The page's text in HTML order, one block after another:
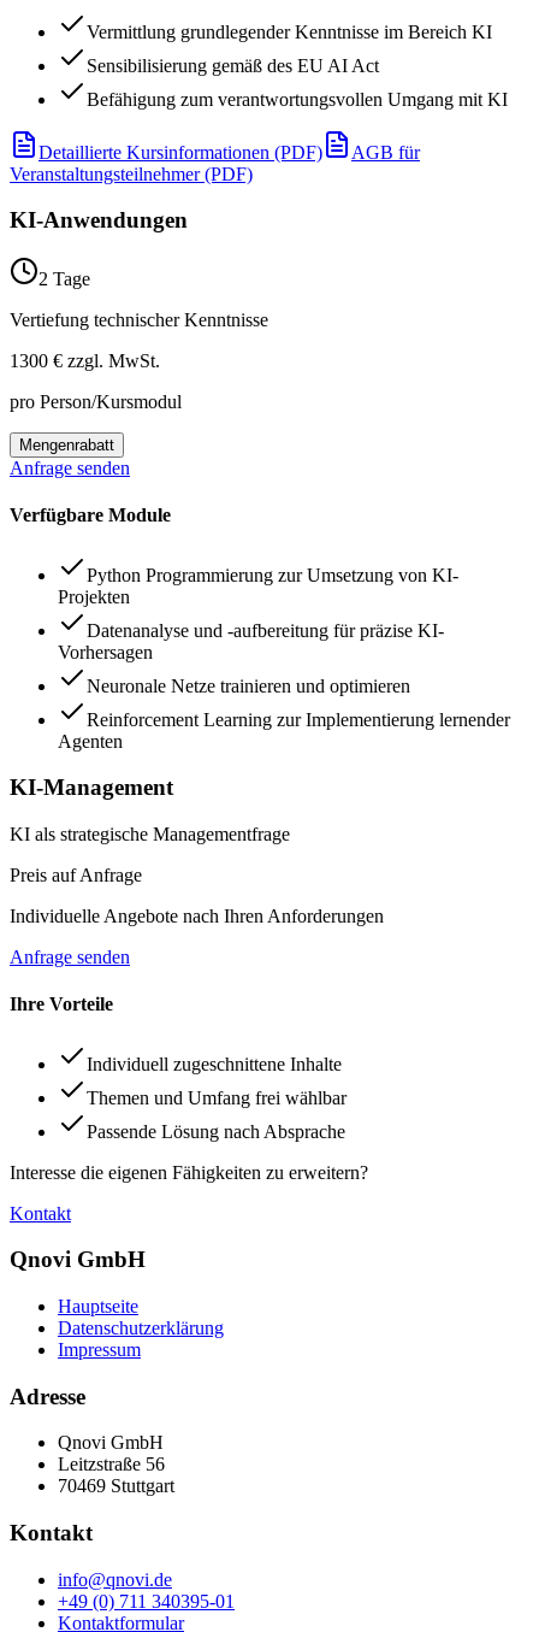
Vermittlung grundlegender Kenntnisse im Bereich KI
Sensibilisierung gemäß des EU AI Act
Befähigung zum verantwortungsvollen Umgang mit KI
Detaillierte Kursinformationen (PDF)
AGB für
Veranstaltungsteilnehmer (PDF)
KI-Anwendungen
2 Tage
Vertiefung technischer Kenntnisse
1300 € zzgl. MwSt.
pro Person/Kursmodul
Mengenrabatt
Anfrage senden
Verfügbare Module
Python Programmierung zur Umsetzung von KI-
Projekten
Datenanalyse und -aufbereitung für präzise KI-
Vorhersagen
Neuronale Netze trainieren und optimieren
Reinforcement Learning zur Implementierung lernender
Agenten
KI-Management
KI als strategische Managementfrage
Preis auf Anfrage
Individuelle Angebote nach Ihren Anforderungen
Anfrage senden
Ihre Vorteile
Individuell zugeschnittene Inhalte
Themen und Umfang frei wählbar
Passende Lösung nach Absprache
Interesse die eigenen Fähigkeiten zu erweitern?
Kontakt
Qnovi GmbH
Hauptseite
Datenschutzerklärung
Impressum
Adresse
Qnovi GmbH
Leitzstraße 56
70469 Stuttgart
Kontakt
info@qnovi.de
+49 (0) 711 340395-01
Kontaktformular